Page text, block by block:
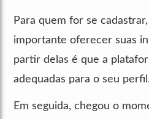
Para quem for se
importante oferecer suas
partir delas é que a
adequadas para o seu
Em seguida, chegou o